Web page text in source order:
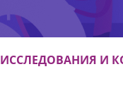
ИССЛЕДОВАНИЯ И